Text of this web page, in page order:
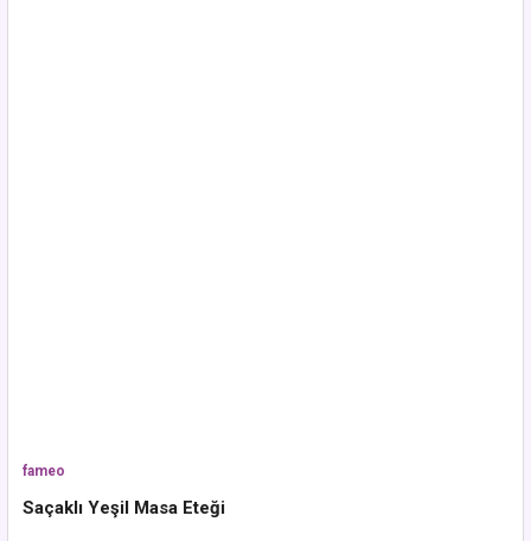
fameo
Saçaklı Yeşil Masa Eteği